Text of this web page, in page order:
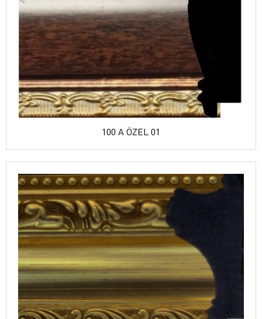
100 A ÖZEL 01